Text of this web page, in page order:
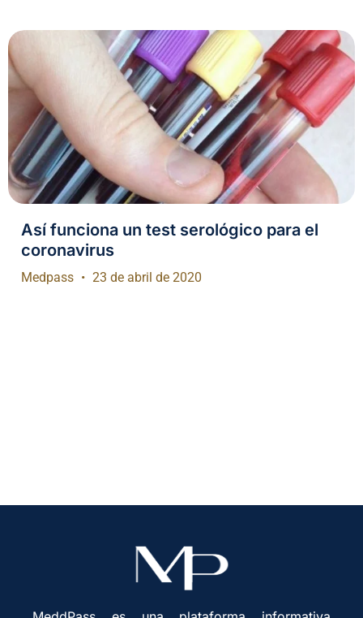
Así funciona un test serológico para el
coronavirus
Medpass 23 de abril de 2020